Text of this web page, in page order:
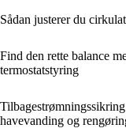
Sådan justerer du
Find den rette balance
termostatstyring
havevanding og